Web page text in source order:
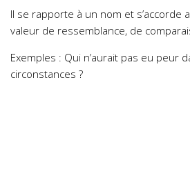
Il se rapporte à un nom et s’accorde
valeur de ressemblance, de
Exemples : Qui n’aurait pas eu peur
circonstances ?